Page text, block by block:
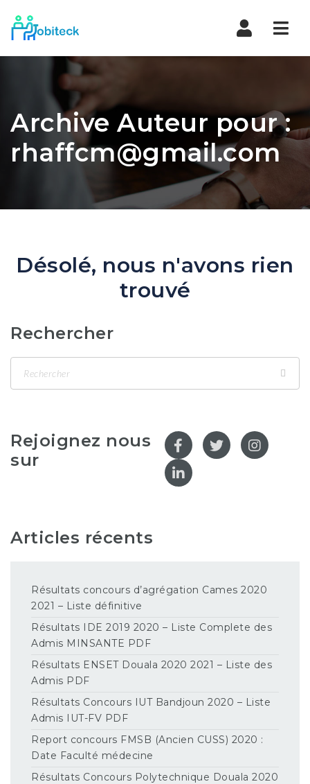
Archive Auteur pour :
rhaffcm@gmail.com
Désolé, nous n'avons rien
trouvé
Rechercher
Rejoignez nous
sur
Articles récents
Résultats concours d’agrégation Cames 2020
2021 – Liste définitive
Résultats IDE 2019 2020 – Liste Complete des
Admis MINSANTE PDF
Résultats ENSET Douala 2020 2021 – Liste des
Admis PDF
Résultats Concours IUT Bandjoun 2020 – Liste
Admis IUT-FV PDF
Report concours FMSB (Ancien CUSS) 2020 :
Date Faculté médecine
Résultats Concours Polytechnique Douala 2020